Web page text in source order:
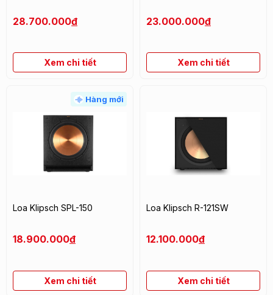
28.700.000đ
Xem chi tiết
23.000.000đ
Xem chi tiết
Hàng mới
Loa Klipsch SPL-150
18.900.000đ
Xem chi tiết
Loa Klipsch R-121SW
12.100.000đ
Xem chi tiết